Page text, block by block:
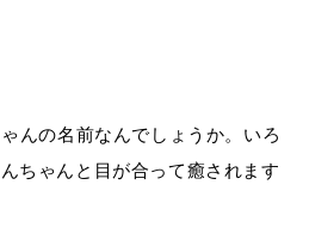
んの名前なんでしょうか。いろ
ちゃんと目が合って癒されます